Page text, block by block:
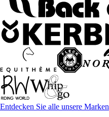
Entdecken Sie alle unsere Marken